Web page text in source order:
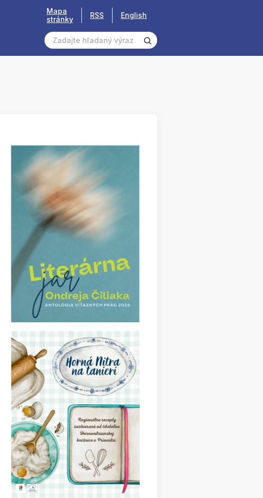
Mapa
stránky
RSS English